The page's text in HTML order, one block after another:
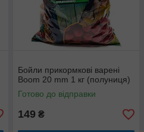
Бойли прикормкові варені
Boom 20 mm 1 кг (полуниця)
Готово до відправки
149 ₴